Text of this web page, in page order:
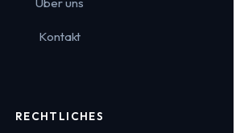
Kontakt
RECHTLICHES